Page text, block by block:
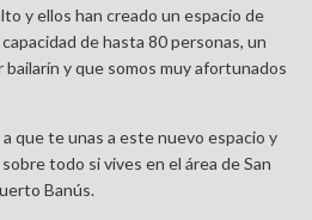
y ellos han creado un espacio de
de hasta 80 personas, un
bailarín y que somos muy afortunados
que te unas a este nuevo espacio y
todo si vives en el área de San
Banús.